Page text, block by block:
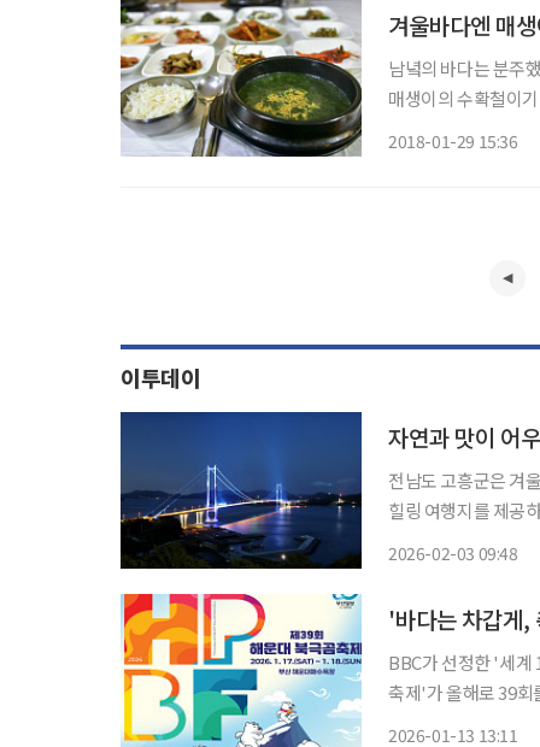
겨울바다엔 매
남녘의 바다는 분주
매생이의 수확철이
2018-01-29 15:36
이투데이
자연과 맛이 어
전남도 고흥군은 겨
힐링 여행지를 제공하고 있다. 특히 고흥군은 능가사, 거금도,
2026-02-03 09:48
BBC가 선정한 '세계
축제'가 올해로 39회
2026-01-13 13:11